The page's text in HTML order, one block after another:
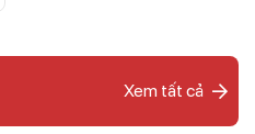
Xem tất cả